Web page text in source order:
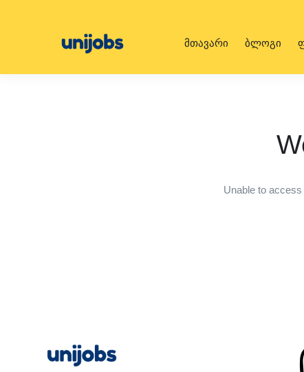
მთავარი ბლოგი
Unable to